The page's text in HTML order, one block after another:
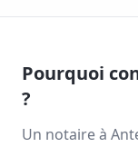
Pourquoi
?
Un notaire à